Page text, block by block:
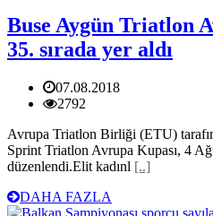
Buse Aygün Triatlon
35. sırada yer aldı
07.08.2018
2792
Avrupa Triatlon Birliği (ETU)
Sprint Triatlon Avrupa Kupası, 4
düzenlendi.Elit kadınl [..]
DAHA FAZLA